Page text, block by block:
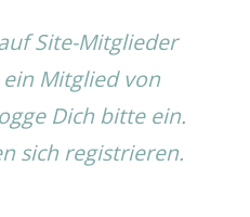
Site-Mitglieder
Mitglied von
Dich bitte ein.
sich registrieren.